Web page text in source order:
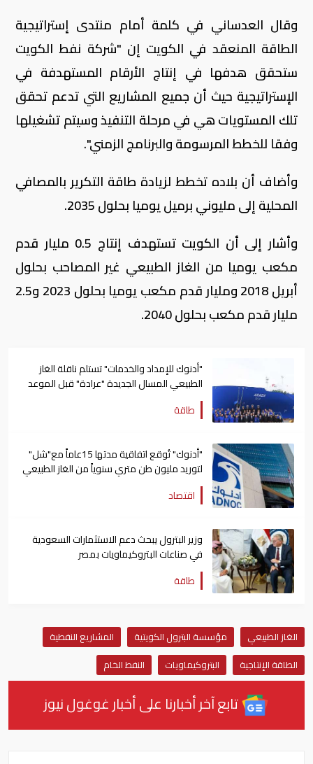
وقال العدساني في كلمة أمام منتدى إستراتيجية
الطاقة المنعقد في الكويت إن "شركة نفط الكويت
ستحقق هدفها في إنتاج الأرقام المستهدفة في
الإستراتيجية حيث أن جميع المشاريع التي تدعم تحقق
تلك المستويات هي في مرحلة التنفيذ وسيتم تشغيلها
وفقا للخطط المرسومة والبرنامج الزمني".
وأضاف أن بلاده تخطط لزيادة طاقة التكرير بالمصافي
المحلية إلى مليوني برميل يوميا بحلول 2035
.
وأشار إلى أن الكويت تستهدف إنتاج 0.5 مليار قدم
مكعب يوميا من الغاز الطبيعي غير المصاحب بحلول
أبريل 2018 ومليار قدم مكعب يوميا بحلول 2023 و2.5
مليار قدم مكعب بحلول 2040
.
"أدنوك للإمداد والخدمات" تستلم ناقلة الغاز
الطبيعي المسال الجديدة "عرادة" قبل الموعد
المحدد
طاقة
"أدنوك" تُوقع اتفاقية مدتها 15عاماً مع"شل"
لتوريد مليون طن متري سنوياً من الغاز الطبيعي
اقتصاد
وزير البترول يبحث دعم الاستثمارات السعودية
في صناعات البتروكيماويات بمصر
طاقة
الغاز الطبيعي مؤسسة البترول الكويتية
المشاريع النفطية
الطاقة الإنتاجية
البتروكيماويات النفط الخام
تابع آخر أخبارنا على أخبار غوغول نيوز